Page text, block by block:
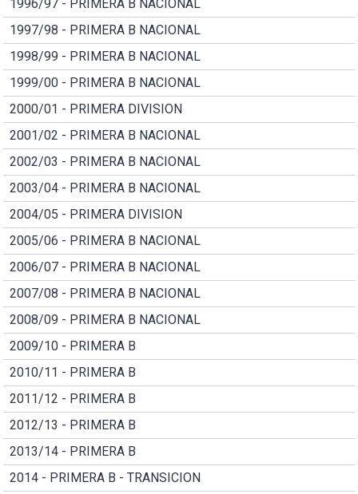
1996/97 - PRIMERA B NACIONAL
1997/98 - PRIMERA B NACIONAL
1998/99 - PRIMERA B NACIONAL
1999/00 - PRIMERA B NACIONAL
2000/01 - PRIMERA DIVISION
2001/02 - PRIMERA B NACIONAL
2002/03 - PRIMERA B NACIONAL
2003/04 - PRIMERA B NACIONAL
2004/05 - PRIMERA DIVISION
2005/06 - PRIMERA B NACIONAL
2006/07 - PRIMERA B NACIONAL
2007/08 - PRIMERA B NACIONAL
2008/09 - PRIMERA B NACIONAL
2009/10 - PRIMERA B
2010/11 - PRIMERA B
2011/12 - PRIMERA B
2012/13 - PRIMERA B
2013/14 - PRIMERA B
2014 - PRIMERA B - TRANSICION